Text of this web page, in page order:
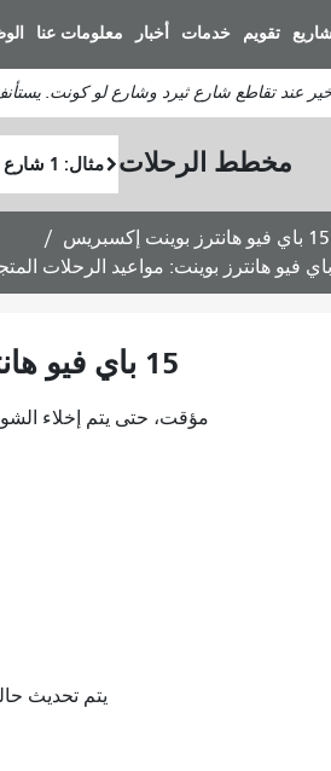
تقويم خدمات أخبار معلومات عنا
عند تقاطع شارع ثيرد وشارع لو كونت.
مخطط الرحلات
15 باي فيو هانترز بوينت إكسبريس
15 باي فيو هانترز بوينت إكسبريس: مواعيد الرحلات المتجهة إلى وسط المدينة -
مؤقت، حتى يتم إخلاء الشوارع
يتم تحديث حالة التوقف